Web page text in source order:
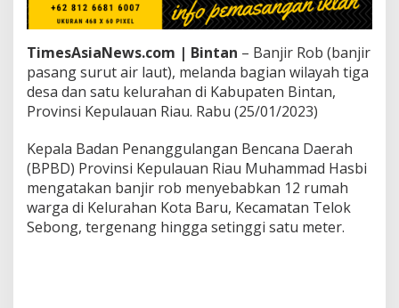
n
t
n
B
e
l
a
n
R
u
a
TimesAsiaNews.com | Bintan – Banjir Rob (banjir
pasang surut air laut), melanda bagian wilayah tiga
desa dan satu kelurahan di Kabupaten Bintan,
Provinsi Kepulauan Riau. Rabu (25/01/2023)
Kepala Badan Penanggulangan Bencana Daerah
(BPBD) Provinsi Kepulauan Riau Muhammad Hasbi
mengatakan banjir rob menyebabkan 12 rumah
warga di Kelurahan Kota Baru, Kecamatan Telok
Sebong, tergenang hingga setinggi satu meter.